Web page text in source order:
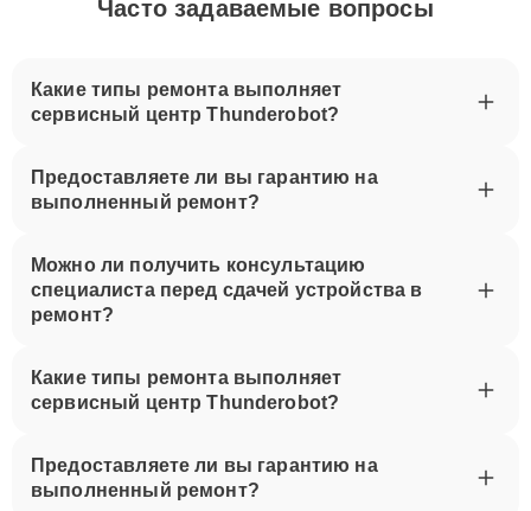
Часто задаваемые вопросы
Какие типы ремонта выполняет
сервисный центр Thunderobot?
Предоставляете ли вы гарантию на
выполненный ремонт?
Можно ли получить консультацию
специалиста перед сдачей устройства в
ремонт?
Какие типы ремонта выполняет
сервисный центр Thunderobot?
Предоставляете ли вы гарантию на
выполненный ремонт?